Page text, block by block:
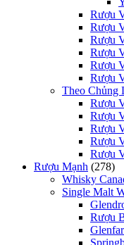
Rượu
Rượu
Rượu
Rượu
Rượu
Rượu
Theo Chủng
Rượu
Rượu
Rượu
Rượu
Rượu
Rượu Mạnh (278)
Whisky
Single Malt
Rượu